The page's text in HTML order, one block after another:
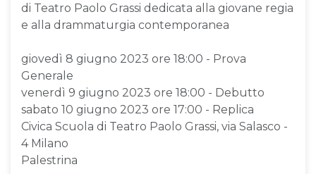
di Teatro Paolo Grassi dedicata alla giovane regia
e alla drammaturgia contemporanea
giovedì 8 giugno 2023 ore 18:00 - Prova
Generale
venerdì 9 giugno 2023 ore 18:00 - Debutto
sabato 10 giugno 2023 ore 17:00 - Replica
Civica Scuola di Teatro Paolo Grassi, via Salasco -
4 Milano
Palestrina